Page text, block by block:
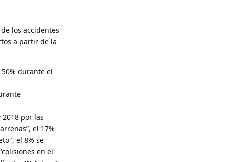
los accidentes
a partir de la
durante el
2018 por las
el 17%
el 8% se
en el